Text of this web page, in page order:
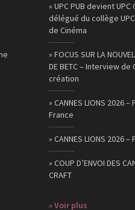
» UPC PUB devient
délégué du collège
de Cinéma
» FOCUS SUR LA
DE BETC – Interview de
création
» CANNES LIONS 2026
France
» CANNES LIONS 2026
» COUP D’ENVOI DES
CRAFT
» Voir plus